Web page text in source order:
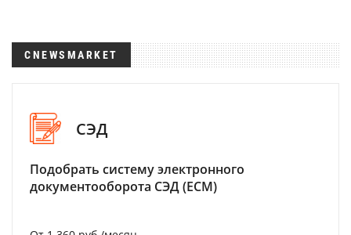
CNEWSMARKET
СЭД
Подобрать систему электронного
документооборота СЭД (ECM)